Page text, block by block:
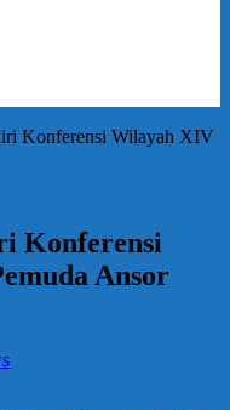
Konferensi Wilayah XIV
Konferensi
Ansor